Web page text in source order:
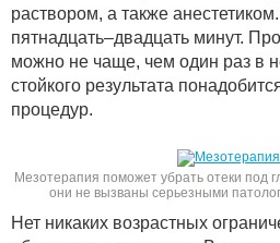
раствором, а также
пятнадцать–двадцать минут.
можно не чаще, чем один раз в
стойкого результата
процедур.
Мезотерапия поможет убрать отеки под
они не вызваны серьезными
Нет никаких возрастных